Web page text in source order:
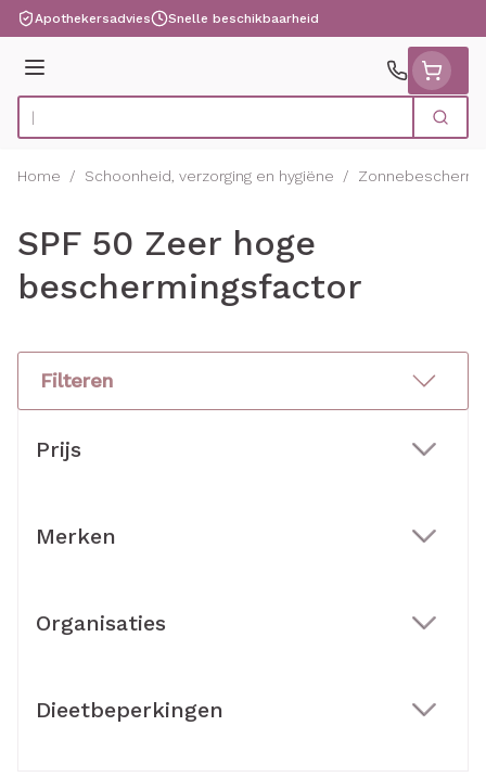
Ga naar de inhoud
Apothekersadvies Snelle beschikbaarheid
Menu
Product, merk, categorie... Zoek
Home / Schoonheid, verzorging en hygiëne /
SPF 50 Zeer hoge
beschermingsfactor
Filteren
Prijs
Merken
Organisaties
Dieetbeperkingen